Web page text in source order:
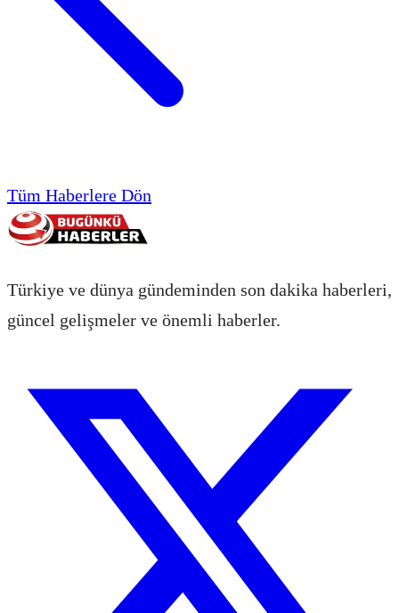
Tüm Haberlere Dön
Türkiye ve dünya gündeminden son dakika haberleri,
güncel gelişmeler ve önemli haberler.